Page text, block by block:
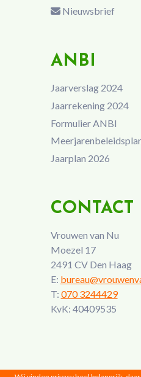
Nieuwsbrief
ANBI
Jaarverslag 2024
Jaarrekening 2024
Formulier ANBI
Jaarplan 2026
CONTACT
Vrouwen van Nu
Moezel 17
2491 CV Den Haag
E:
T: 070 3244429
KvK: 40409535